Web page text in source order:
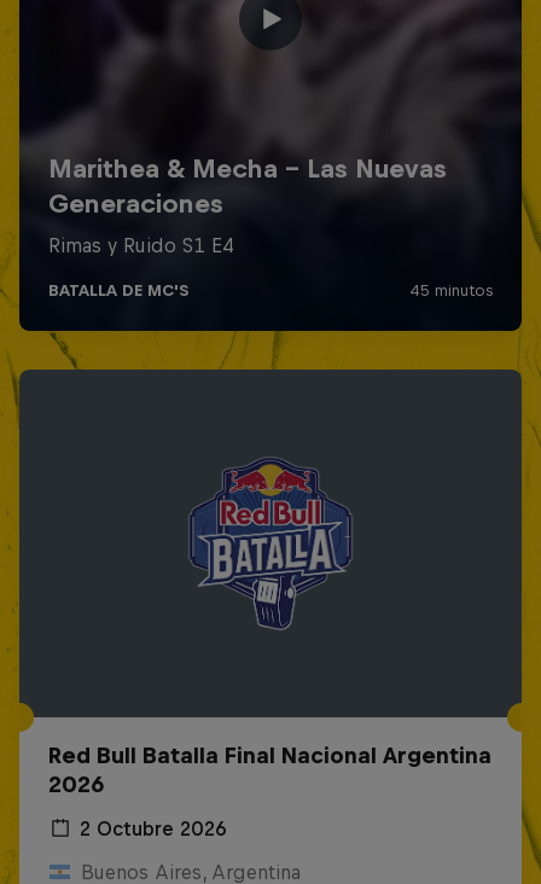
Red Bull Batalla Final Nacional Argentina
2026
2 Octubre 2026
Buenos Aires, Argentina